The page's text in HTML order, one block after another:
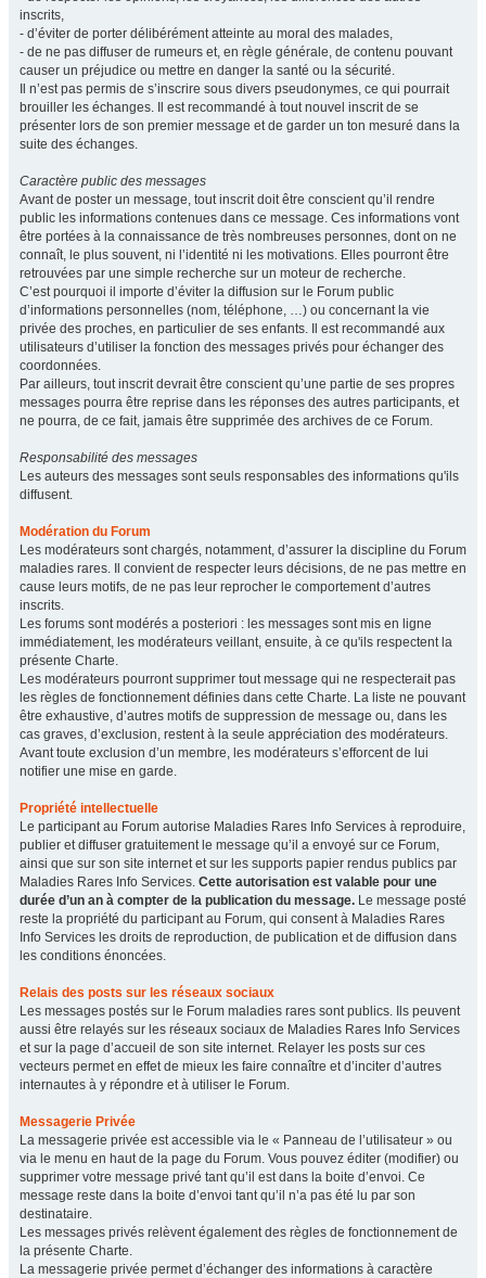
inscrits,
- d’éviter de porter délibérément atteinte au moral des malades,
- de ne pas diffuser de rumeurs et, en règle générale, de contenu pouvant
causer un préjudice ou mettre en danger la santé ou la sécurité.
Il n’est pas permis de s’inscrire sous divers pseudonymes, ce qui pourrait
brouiller les échanges. Il est recommandé à tout nouvel inscrit de se
présenter lors de son premier message et de garder un ton mesuré dans la
suite des échanges.
Caractère public des messages
Avant de poster un message, tout inscrit doit être conscient qu’il rendre
public les informations contenues dans ce message. Ces informations vont
être portées à la connaissance de très nombreuses personnes, dont on ne
connaît, le plus souvent, ni l’identité ni les motivations. Elles pourront être
retrouvées par une simple recherche sur un moteur de recherche.
C’est pourquoi il importe d’éviter la diffusion sur le Forum public
d’informations personnelles (nom, téléphone, …) ou concernant la vie
privée des proches, en particulier de ses enfants. Il est recommandé aux
utilisateurs d’utiliser la fonction des messages privés pour échanger des
coordonnées.
Par ailleurs, tout inscrit devrait être conscient qu’une partie de ses propres
messages pourra être reprise dans les réponses des autres participants, et
ne pourra, de ce fait, jamais être supprimée des archives de ce Forum.
Responsabilité des messages
Les auteurs des messages sont seuls responsables des informations qu'ils
diffusent.
Modération du Forum
Les modérateurs sont chargés, notamment, d’assurer la discipline du Forum
maladies rares. Il convient de respecter leurs décisions, de ne pas mettre en
cause leurs motifs, de ne pas leur reprocher le comportement d’autres
inscrits.
Les forums sont modérés a posteriori : les messages sont mis en ligne
immédiatement, les modérateurs veillant, ensuite, à ce qu'ils respectent la
présente Charte.
Les modérateurs pourront supprimer tout message qui ne respecterait pas
les règles de fonctionnement définies dans cette Charte. La liste ne pouvant
être exhaustive, d’autres motifs de suppression de message ou, dans les
cas graves, d’exclusion, restent à la seule appréciation des modérateurs.
Avant toute exclusion d’un membre, les modérateurs s’efforcent de lui
notifier une mise en garde.
Propriété intellectuelle
Le participant au Forum autorise Maladies Rares Info Services à reproduire,
publier et diffuser gratuitement le message qu’il a envoyé sur ce Forum,
ainsi que sur son site internet et sur les supports papier rendus publics par
Maladies Rares Info Services. Cette autorisation est valable pour une
durée d’un an à compter de la publication du message. Le message posté
reste la propriété du participant au Forum, qui consent à Maladies Rares
Info Services les droits de reproduction, de publication et de diffusion dans
les conditions énoncées.
Relais des posts sur les réseaux sociaux
Les messages postés sur le Forum maladies rares sont publics. Ils peuvent
aussi être relayés sur les réseaux sociaux de Maladies Rares Info Services
et sur la page d’accueil de son site internet. Relayer les posts sur ces
vecteurs permet en effet de mieux les faire connaître et d’inciter d’autres
internautes à y répondre et à utiliser le Forum.
Messagerie Privée
La messagerie privée est accessible via le « Panneau de l’utilisateur » ou
via le menu en haut de la page du Forum. Vous pouvez éditer (modifier) ou
supprimer votre message privé tant qu’il est dans la boite d’envoi. Ce
message reste dans la boite d’envoi tant qu’il n’a pas été lu par son
destinataire.
Les messages privés relèvent également des règles de fonctionnement de
la présente Charte.
La messagerie privée permet d’échanger des informations à caractère